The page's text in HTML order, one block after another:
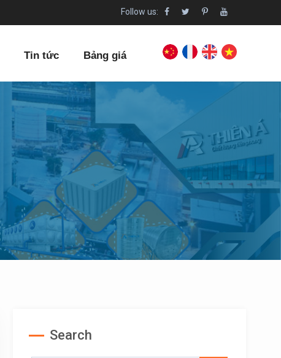
Follow us:
Tin tức Bảng giá
Search